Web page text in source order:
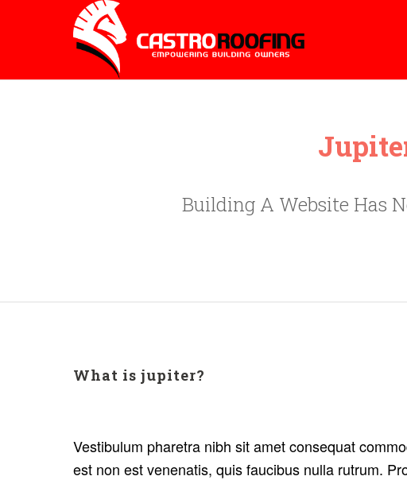
Building A Website Has
What is jupiter?
Vestibulum pharetra nibh sit amet consequat
est non est venenatis, quis faucibus nulla rutrum.